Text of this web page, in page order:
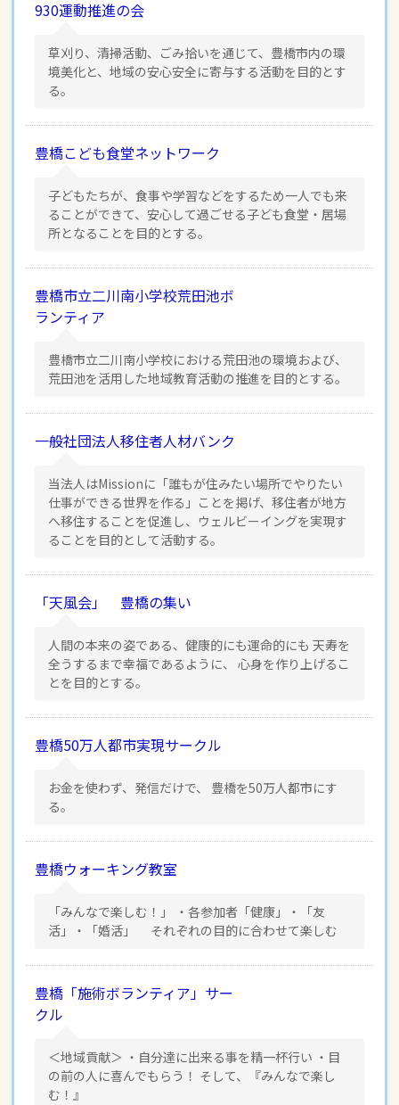
930運動推進の会
草刈り、清掃活動、ごみ拾いを通じて、豊橋市内の環
境美化と、地域の安心安全に寄与する活動を目的とす
る。
豊橋こども食堂ネットワーク
子どもたちが、食事や学習などをするため一人でも来
ることができて、安心して過ごせる子ども食堂・居場
所となることを目的とする。
豊橋市立二川南小学校荒田池ボ
ランティア
豊橋市立二川南小学校における荒田池の環境および、
荒田池を活用した地域教育活動の推進を目的とする。
一般社団法人移住者人材バンク
当法人はMissionに「誰もが住みたい場所でやりたい
仕事ができる世界を作る」ことを掲げ、移住者が地方
へ移住することを促進し、ウェルビーイングを実現す
ることを目的として活動する。
「天風会」 豊橋の集い
人間の本来の姿である、健康的にも運命的にも 天寿を
全うするまで幸福であるように、 心身を作り上げるこ
とを目的とする。
豊橋50万人都市実現サークル
お金を使わず、発信だけで、 豊橋を50万人都市にす
る。
豊橋ウォーキング教室
「みんなで楽しむ！」 ・各参加者「健康」・「友
活」・「婚活」 それぞれの目的に合わせて楽しむ
豊橋「施術ボランティア」サー
クル
＜地域貢献＞ ・自分達に出来る事を精一杯行い ・目
の前の人に喜んでもらう！ そして、『みんなで楽し
む！』